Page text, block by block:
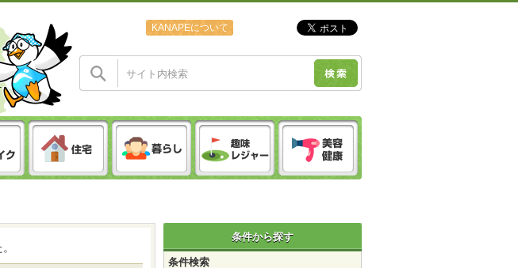
KANAPEについて
条件から探す
条件検索